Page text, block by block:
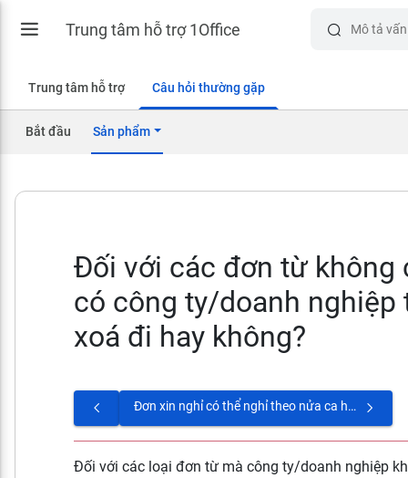
Trung tâm hỗ trợ 1Office
Trung tâm hỗ trợ Câu hỏi thường gặp
Bắt đầu Sản phẩm
Đối với các đơn từ không
có công ty/doanh nghiệp
xoá đi hay không?
Đơn xin nghỉ có thể nghỉ theo nửa ca hay không?
Đối với các loại đơn từ mà công ty/doanh nghiệp